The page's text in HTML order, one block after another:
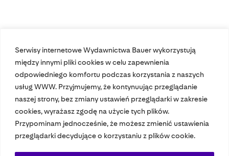
Serwisy internetowe Wydawnictwa Bauer wykorzystują
między innymi pliki cookies w celu zapewnienia
odpowiedniego komfortu podczas korzystania z naszych
usług WWW. Przyjmujemy, że kontynuując przeglądanie
naszej strony, bez zmiany ustawień przeglądarki w zakresie
cookies, wyrażasz zgodę na użycie tych plików.
Przypominam jednocześnie, że możesz zmienić ustawienia
przeglądarki decydujące o korzystaniu z plików cookie.
Nasze czasopisma